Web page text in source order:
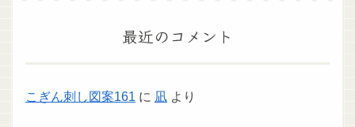
最近のコメント
こぎん刺し図案161 に 凪 より